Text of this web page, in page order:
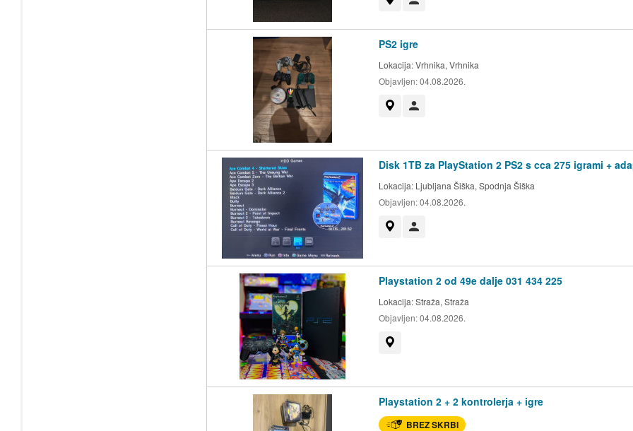
PS2 igre
Lokacija:Vrhnika, Vrhnika
Objavljen:04.08.2026.
Disk 1TB za PlayStation 2 PS2 s cca 275 igrami +
Lokacija: Ljubljana Šiška, Spodnja Šiška
Objavljen:04.08.2026.
Playstation 2 od 49e dalje 031 434 225
Lokacija:Straža, Straža
Objavljen:04.08.2026.
Playstation 2 + 2 kontrolerja + igre
BREZ SKRBI